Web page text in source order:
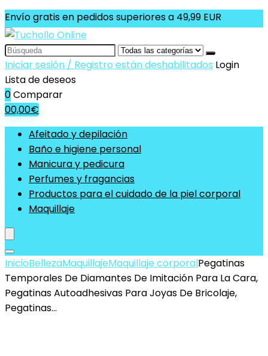
Envío gratis en pedidos superiores a 49,99 EUR
Search
for:
Iniciar sesión / Registro están deshabilitados Login
Lista de deseos
0Comparar
00,00€
Afeitado y depilación
Baño e higiene personal
Manicura y pedicura
Perfumes y fragancias
Productos para el cuidado de la piel corporal
Maquillaje
InicioBellezaMaquillajeMaquillaje corporalPegatinas
Temporales De Diamantes De Imitación Para La Cara,
Pegatinas Autoadhesivas Para Joyas De Bricolaje,
Pegatinas…